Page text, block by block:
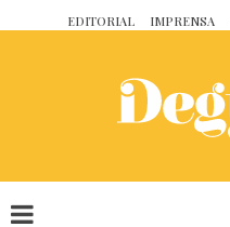
EDITORIAL IMPRENSA